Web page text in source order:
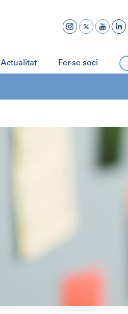
Actualitat Fer-se soci